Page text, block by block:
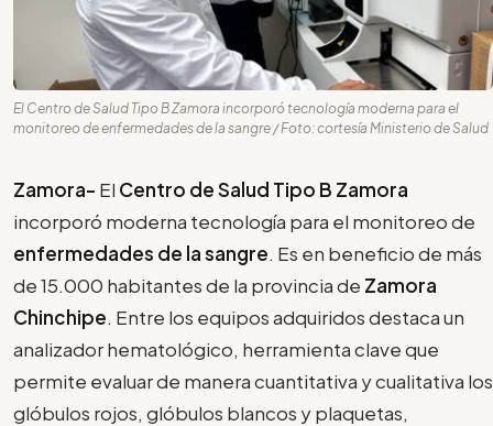
El Centro de Salud Tipo B Zamora incorporó tecnología moderna para el
monitoreo de enfermedades de la sangre / Foto: cortesía Ministerio de Salud
Zamora- El Centro de Salud Tipo B Zamora
incorporó moderna tecnología para el monitoreo de
enfermedades de la sangre. Es en beneficio de más
de 15.000 habitantes de la provincia de Zamora
Chinchipe. Entre los equipos adquiridos destaca un
analizador hematológico, herramienta clave que
permite evaluar de manera cuantitativa y cualitativa los
glóbulos rojos, glóbulos blancos y plaquetas,